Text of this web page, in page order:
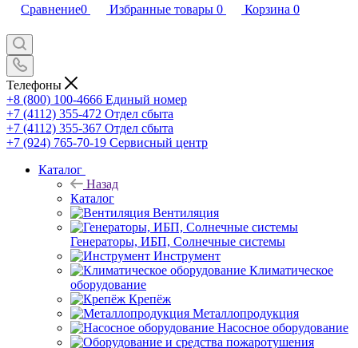
Сравнение0 Избранные товары 0 Корзина 0
Телефоны
+8 (800) 100-4666 Единый номер
+7 (4112) 355-472 Отдел сбыта
+7 (4112) 355-367 Отдел сбыта
+7 (924) 765-70-19 Сервисный центр
Каталог
Назад
Каталог
Вентиляция
Генераторы, ИБП, Солнечные системы
Инструмент
Климатическое
оборудование
Крепёж
Металлопродукция
Насосное оборудование